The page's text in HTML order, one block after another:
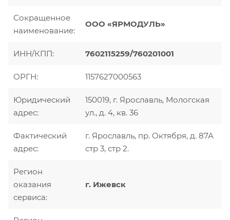
Сокращенное
наименование:
ООО «ЯРМОДУЛЬ»
ИНН/КПП: 7602115259/760201001
ОРГН: 1157627000563
Юридический
адрес:
150019, г. Ярославль, Мологская
ул., д. 4, кв. 36
Фактический
адрес:
г. Ярославль, пр. Октября, д. 87А
стр 3, стр 2.
Регион
оказания
сервиса:
г. Ижевск